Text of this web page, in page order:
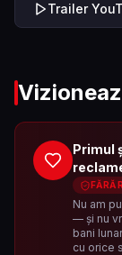
Trailer
Primul
FĂRĂ
Nu am
— și nu
bani
cu orice